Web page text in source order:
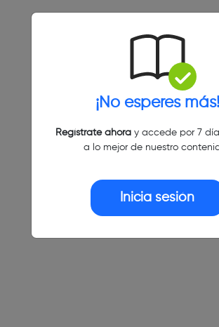
¡No esperes más!
Regístrate ahoray accede por 7
a lo mejor de nuestro
Inicia sesión